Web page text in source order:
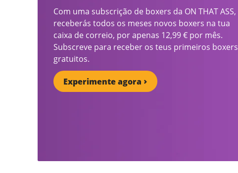
Com uma subscrição de boxers da ON THAT ASS,
receberás todos os meses novos boxers na tua
caixa de correio, por apenas 12,99 € por mês.
Subscreve para receber os teus primeiros boxers
gratuitos.
Experimente agora